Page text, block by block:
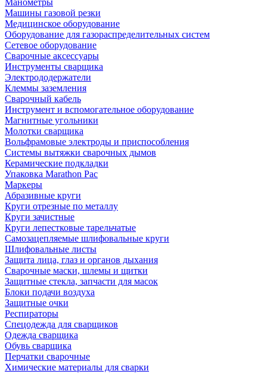
Манометры
Машины газовой резки
Медицинское оборудование
Оборудование для газораспределительных систем
Сетевое оборудование
Сварочные аксессуары
Инструменты сварщика
Электрододержатели
Клеммы заземления
Сварочный кабель
Инструмент и вспомогательное оборудование
Магнитные угольники
Молотки сварщика
Вольфрамовые электроды и приспособления
Системы вытяжки сварочных дымов
Керамические подкладки
Упаковка Marathon Pac
Маркеры
Абразивные круги
Круги отрезные по металлу
Круги зачистные
Круги лепестковые тарельчатые
Самозацепляемые шлифовальные круги
Шлифовальные листы
Защита лица, глаз и органов дыхания
Сварочные маски, шлемы и щитки
Защитные стекла, запчасти для масок
Блоки подачи воздуха
Защитные очки
Респираторы
Спецодежда для сварщиков
Одежда сварщика
Обувь сварщика
Перчатки сварочные
Химические материалы для сварки